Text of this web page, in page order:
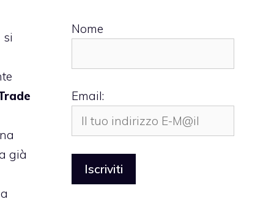
si
già
Nome
Email: